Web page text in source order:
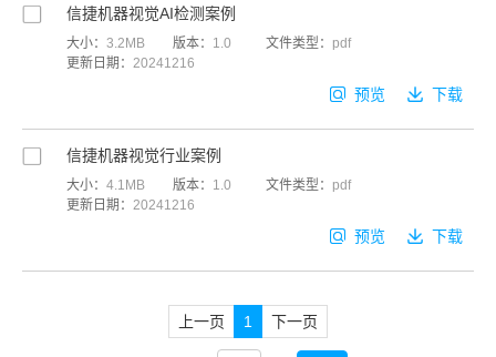
预览 下载
信捷机器视觉AI检测案例
大小： 3.2MB 版本： 1.0 文件类型： pdf
更新日期： 20241216
预览 下载
信捷机器视觉行业案例
大小： 4.1MB 版本： 1.0 文件类型： pdf
更新日期： 20241216
上一页 1 下一页